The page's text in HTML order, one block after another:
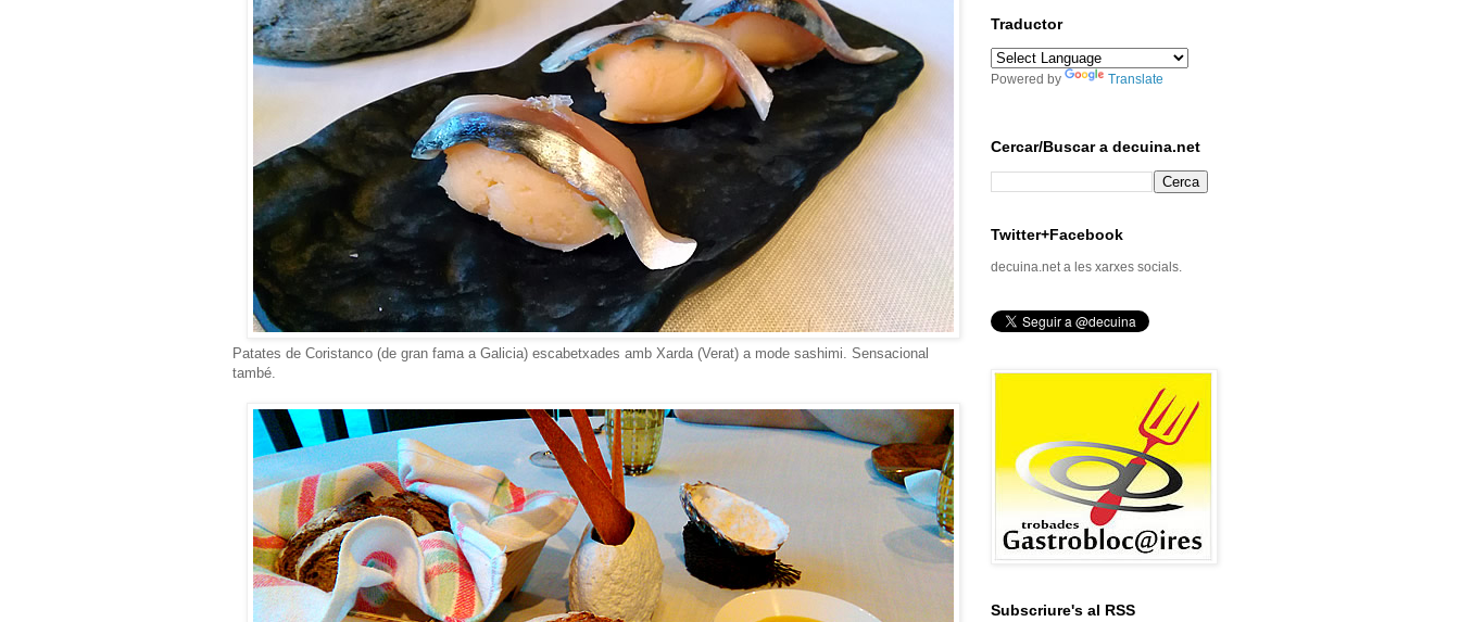
Patates de Coristanco (de gran fama a Galicia) escabetxades amb Xarda (Verat) a mode sashimi. Sensacional
també.
Traductor
Powered by Translate
Cercar/Buscar a decuina.net
Twitter+Facebook
decuina.net a les xarxes socials.
Subscriure's al RSS